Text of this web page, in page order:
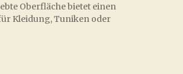
Oberfläche bietet einen
Kleidung, Tuniken oder